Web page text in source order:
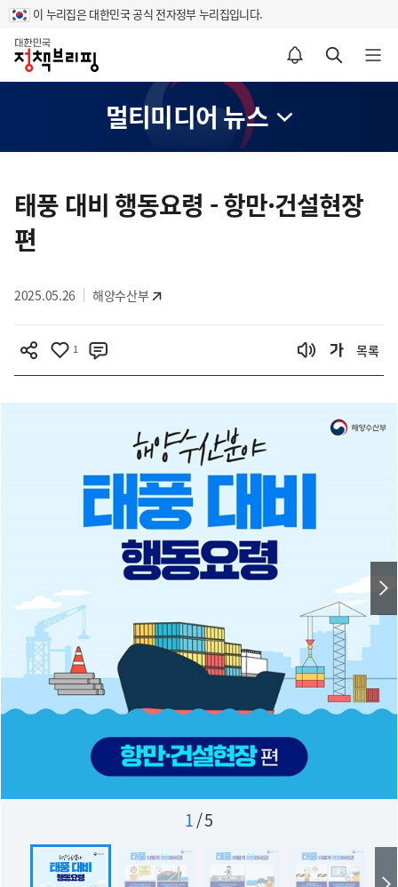
이 누리집은 대한민국 공식 전자정부 누리집입니다.
홈
알림설정 바로가기 검색 바로가기 메뉴 열기
멀티미디어 뉴스
텐
츠
영
태풍 대비 행동요령 - 항만·건설현장
편
2025.05.26 해양수산부
1 목록
1/5